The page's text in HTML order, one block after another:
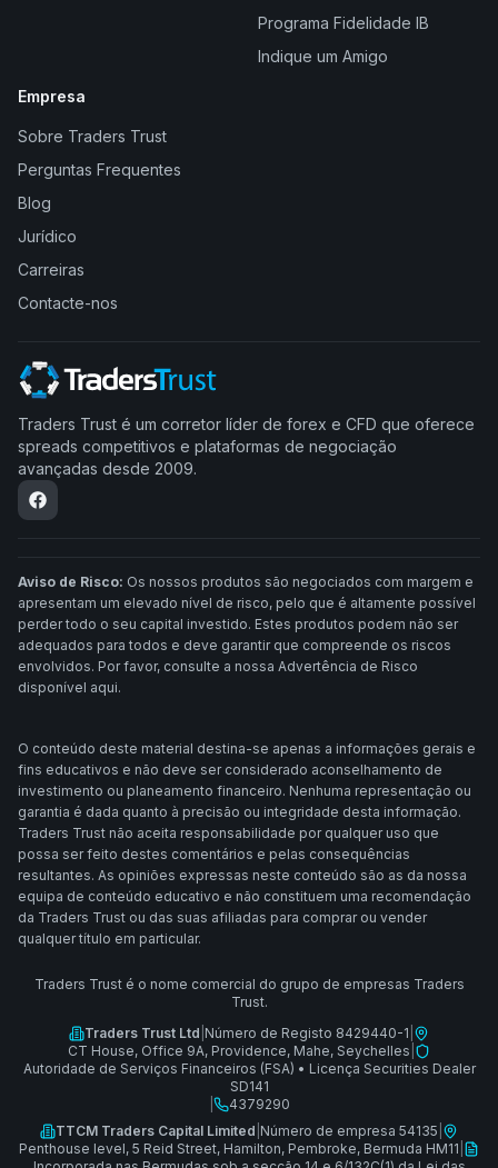
Programa Fidelidade IB
Indique um Amigo
Empresa
Sobre Traders Trust
Perguntas Frequentes
Blog
Jurídico
Carreiras
Contacte-nos
Traders Trust é um corretor líder de forex e CFD que oferece
spreads competitivos e plataformas de negociação
avançadas desde 2009.
Aviso de Risco: Os nossos produtos são negociados com margem e
apresentam um elevado nível de risco, pelo que é altamente possível
perder todo o seu capital investido. Estes produtos podem não ser
adequados para todos e deve garantir que compreende os riscos
envolvidos. Por favor, consulte a nossa Advertência de Risco
disponível aqui.
O conteúdo deste material destina-se apenas a informações gerais e
fins educativos e não deve ser considerado aconselhamento de
investimento ou planeamento financeiro. Nenhuma representação ou
garantia é dada quanto à precisão ou integridade desta informação.
Traders Trust não aceita responsabilidade por qualquer uso que
possa ser feito destes comentários e pelas consequências
resultantes. As opiniões expressas neste conteúdo são as da nossa
equipa de conteúdo educativo e não constituem uma recomendação
da Traders Trust ou das suas afiliadas para comprar ou vender
qualquer título em particular.
Traders Trust é o nome comercial do grupo de empresas Traders
Trust.
Traders Trust Ltd Número de Registo 8429440-1
CT House, Office 9A, Providence, Mahe, Seychelles
Autoridade de Serviços Financeiros (FSA) • Licença Securities Dealer
SD141
4379290
TTCM Traders Capital Limited Número de empresa 54135
Penthouse level, 5 Reid Street, Hamilton, Pembroke, Bermuda HM11